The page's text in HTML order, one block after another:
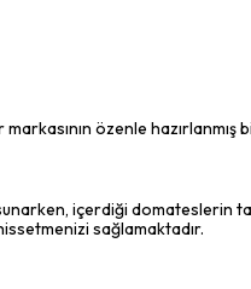
özenle
içerdiği
sağlamaktadır.